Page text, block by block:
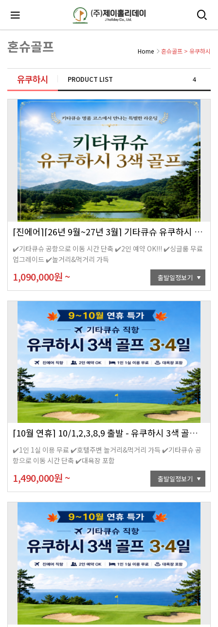
혼슈골프 Home 혼슈골프 > 유쿠하시
유쿠하시 PRODUCT LIST 4
[진에어][26년 9월~27년 3월] 기타큐슈 유쿠하시 3색 골프 4일
✔️기타큐슈 공항으로 이동 시간 단축 ✔️2인 예약 OK!!! ✔️싱글룸 무료
업그레이드 ✔️놀거리&먹거리 가득
1,090,000원 ~ 출발일정보기
[10월 연휴] 10/1,2,3,8,9 출발 - 유쿠하시 3색 골프 3,4일
✔️1인 1실 이용 무료 ✔️호텔주변 놀거리&먹거리 가득 ✔️기타큐슈 공
항으로 이동 시간 단축 ✔️대욕장 포함
1,490,000원 ~ 출발일정보기